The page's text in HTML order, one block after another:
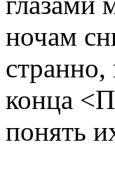
ночам
конца
понять